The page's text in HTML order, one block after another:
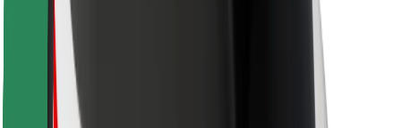
Sigurnosni laboratorij